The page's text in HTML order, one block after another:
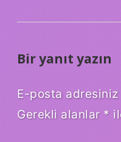
Bir yanıt yazın
E-posta adresiniz
Gerekli alanlar *